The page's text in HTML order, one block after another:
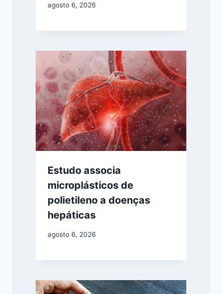
agosto 6, 2026
Estudo associa
microplásticos de
polietileno a doenças
hepáticas
agosto 6, 2026